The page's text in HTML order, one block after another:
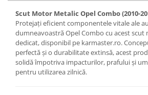
Carlige Lada
Carlige Lancia
Carlige Land Rover
Carlige Lexus
Scut motor Mitsubishi
Scut motor Nissan
Scut motor Opel
Scut motor Peugeot
Scut Motor Metalic Opel Combo (2010-
Protejați eficient componentele vitale ale
dumneavoastră Opel Combo cu acest
dedicat, disponibil pe karmaster.ro.
perfectă și o durabilitate extinsă, acest
solidă împotriva impacturilor, prafului și
pentru utilizarea zilnică.